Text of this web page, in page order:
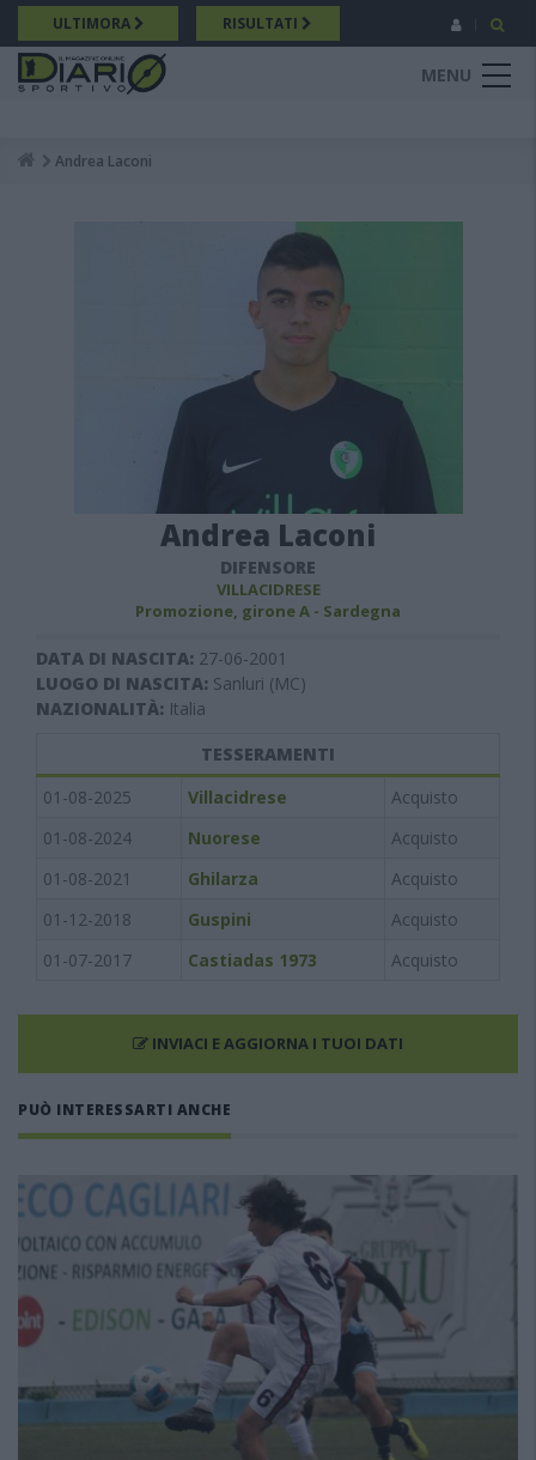
Salta
al
contenuto
principale
ULTIMORA RISULTATI
MENU
Breadcrumb
Andrea Laconi
Andrea Laconi
DIFENSORE
VILLACIDRESE
Promozione, girone A - Sardegna
DATA DI NASCITA: 27-06-2001
LUOGO DI NASCITA: Sanluri (MC)
NAZIONALITÀ: Italia
TESSERAMENTI
01-08-2025
Villacidrese
Acquisto
01-08-2024
Nuorese
Acquisto
01-08-2021
Ghilarza
Acquisto
01-12-2018
Guspini
Acquisto
01-07-2017
Castiadas 1973 Acquisto
INVIACI E AGGIORNA I TUOI DATI
PUÒ INTERESSARTI ANCHE